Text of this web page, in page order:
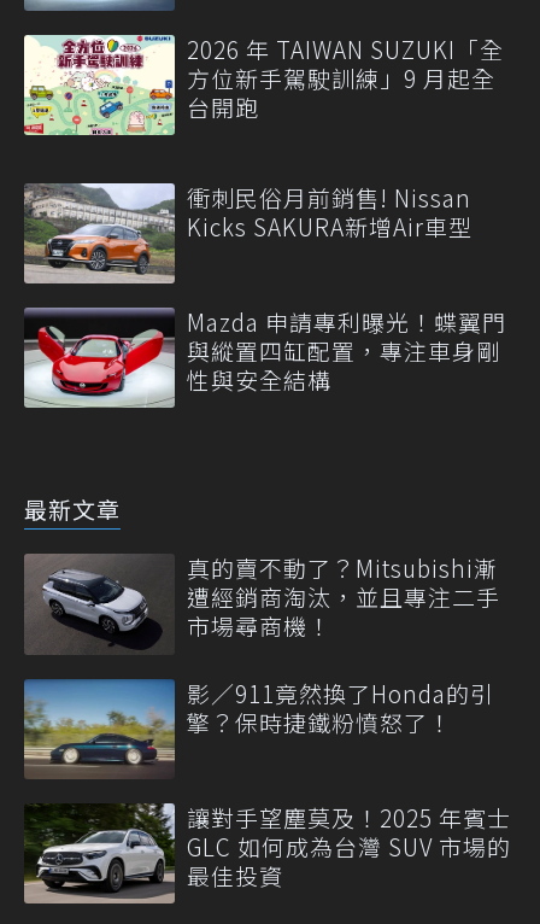
2026 年 TAIWAN SUZUKI「全
方位新手駕駛訓練」9 月起全
台開跑
衝刺民俗月前銷售! Nissan
Kicks SAKURA新增Air車型
Mazda 申請專利曝光！蝶翼門
與縱置四缸配置，專注車身剛
性與安全結構
最新文章
真的賣不動了？Mitsubishi漸
遭經銷商淘汰，並且專注二手
市場尋商機！
影／911竟然換了Honda的引
擎？保時捷鐵粉憤怒了！
讓對手望塵莫及！2025 年賓士
GLC 如何成為台灣 SUV 市場的
最佳投資